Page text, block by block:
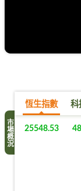
市場概況
恆生指數
25548.53
科